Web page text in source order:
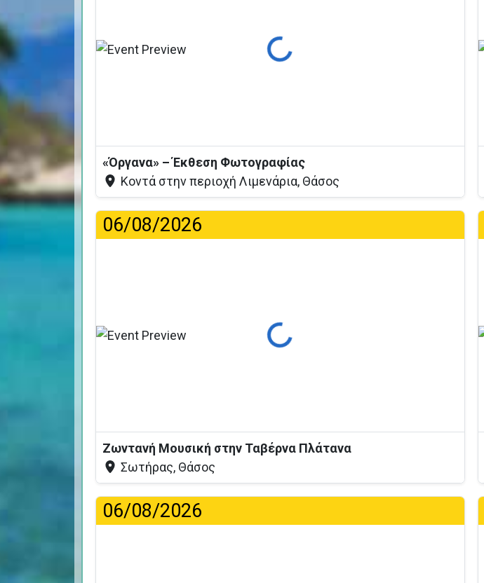
Φόρτωση...
«Όργανα» – Έκθεση Φωτογραφίας
Κοντά στην περιοχή Λιμενάρια, Θάσος
06/08/2026
Φόρτωση...
Ζωντανή Μουσική στην Ταβέρνα Πλάτανα
Σωτήρας, Θάσος
06/08/2026